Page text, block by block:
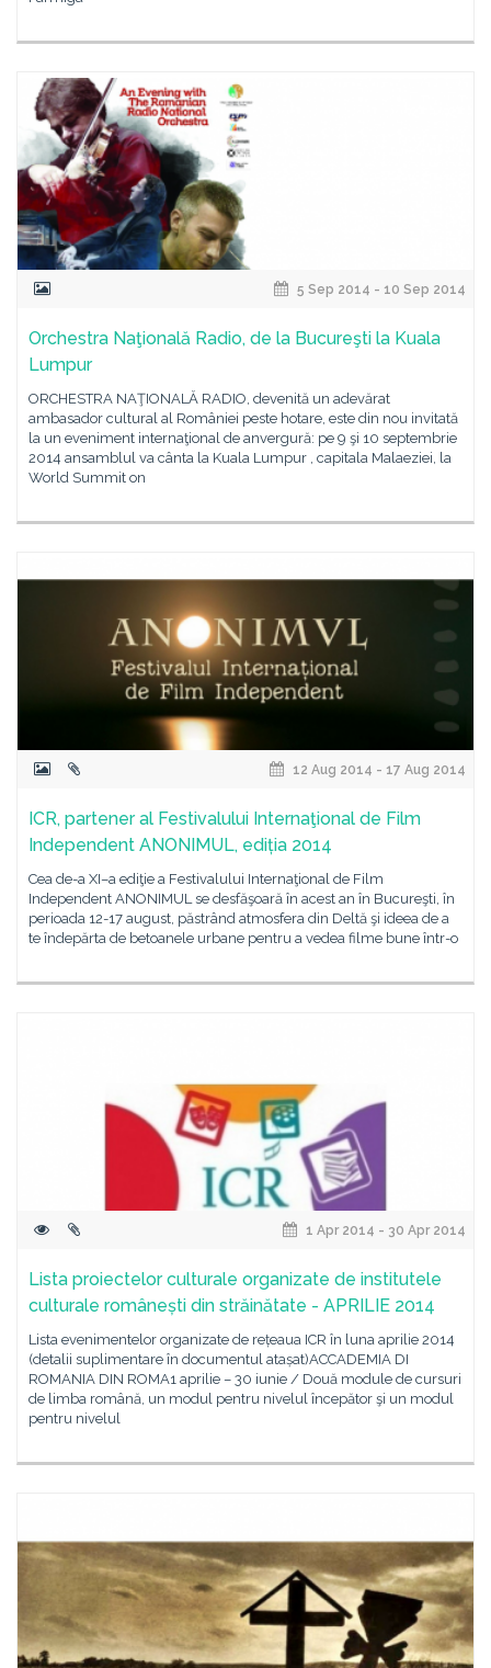
5 Sep 2014 - 10 Sep 2014
Orchestra Naţională Radio, de la Bucureşti la Kuala
Lumpur
ORCHESTRA NAŢIONALĂ RADIO, devenită un adevărat
ambasador cultural al României peste hotare, este din nou invitată
la un eveniment internaţional de anvergură: pe 9 şi 10 septembrie
2014 ansamblul va cânta la Kuala Lumpur , capitala Malaeziei, la
World Summit on
12 Aug 2014 - 17 Aug 2014
ICR, partener al Festivalului Internaţional de Film
Independent ANONIMUL, ediția 2014
Cea de-a XI–a ediţie a Festivalului Internaţional de Film
Independent ANONIMUL se desfăşoară în acest an în Bucureşti, în
perioada 12-17 august, păstrând atmosfera din Deltă şi ideea de a
te îndepărta de betoanele urbane pentru a vedea filme bune într-o
1 Apr 2014 - 30 Apr 2014
Lista proiectelor culturale organizate de institutele
culturale românești din străinătate - APRILIE 2014
Lista evenimentelor organizate de rețeaua ICR în luna aprilie 2014
(detalii suplimentare în documentul atașat)ACCADEMIA DI
ROMANIA DIN ROMA1 aprilie – 30 iunie / Două module de cursuri
de limba română, un modul pentru nivelul începător şi un modul
pentru nivelul